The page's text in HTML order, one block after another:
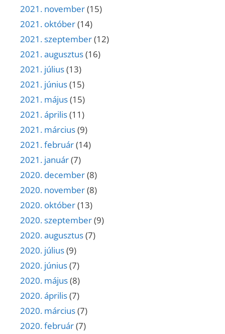
2021. november(15)
2021. október(14)
2021. szeptember(12)
2021. augusztus(16)
2021. július(13)
2021. június(15)
2021. május(15)
2021. április(11)
2021. március(9)
2021. február(14)
2021. január(7)
2020. december(8)
2020. november(8)
2020. október(13)
2020. szeptember(9)
2020. augusztus(7)
2020. július(9)
2020. június(7)
2020. május(8)
2020. április(7)
2020. március(7)
2020. február(7)